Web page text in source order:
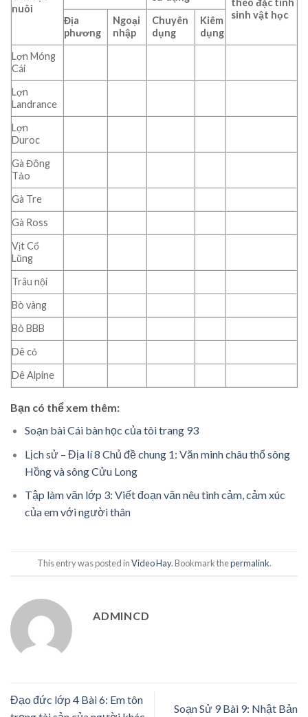
nuôi
theo đặc tính
sinh vật học
Địa
phương
Ngoại
nhập
Chuyên
dụng
Kiêm
dụng
Lợn Móng
Cái
Lợn
Landrance
Lợn
Duroc
Gà Đông
Tảo
Gà Tre
Gà Ross
Vịt Cổ
Lũng
Trâu nội
Bò vàng
Bò BBB
Dê cỏ
Dê Alpine
Bạn có thể xem thêm:
Soạn bài Cái bàn học của tôi trang 93
Lịch sử – Địa lí 8 Chủ đề chung 1: Văn minh châu thổ sông
Hồng và sông Cửu Long
Tập làm văn lớp 3: Viết đoạn văn nêu tình cảm, cảm xúc
của em với người thân
This entry was posted inVideo Hay. Bookmark thepermalink.
ADMINCD
Đạo đức lớp 4 Bài 6: Em tôn
Soạn Sử 9 Bài 9: Nhật Bản